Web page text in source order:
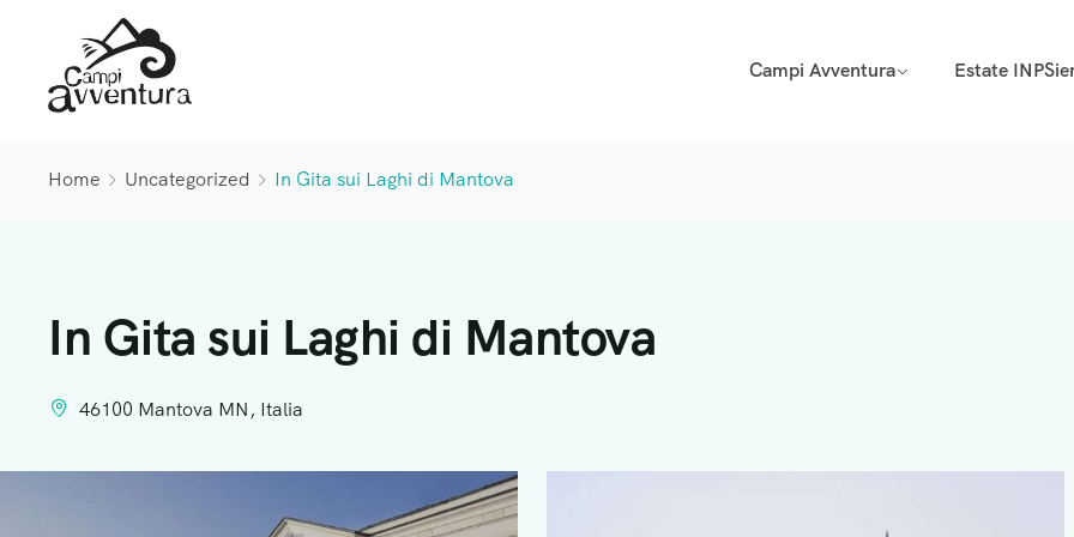
Campi Avventura Estate
Home Uncategorized In Gita sui Laghi di Mantova
In Gita sui Laghi di Mantova
46100 Mantova MN, Italia